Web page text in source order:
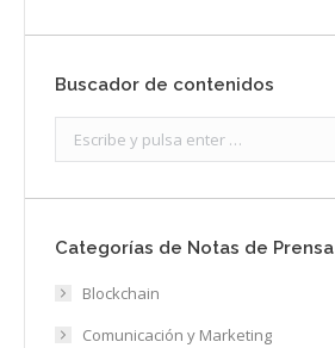
Buscador de contenidos
Categorías de Notas de Prensa
Blockchain
Comunicación y Marketing